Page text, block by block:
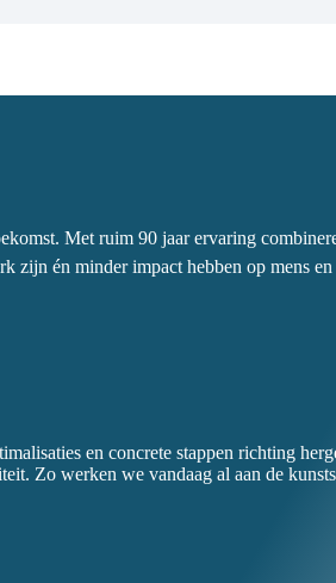
Met ruim 90 jaar ervaring
zijn én minder impact hebben op mens
en concrete stappen richting
Zo werken we vandaag al aan de